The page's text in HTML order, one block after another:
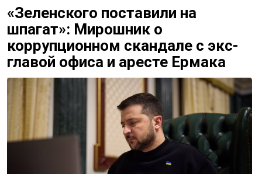
«Зеленского поставили на
шпагат»: Мирошник о
коррупционном скандале с экс-
главой офиса и аресте Ермака